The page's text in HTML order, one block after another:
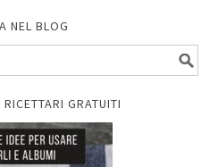
NEL BLOG
GRATUITI